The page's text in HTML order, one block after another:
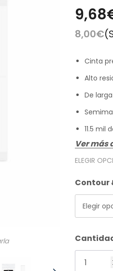
8,00€
Cinta
Alto
De
11.5 mil
Ver más
ELEGIR
Contour
Elegir